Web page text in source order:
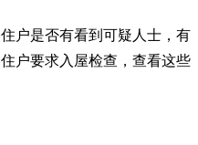
户是否有看到可疑人士，有
户要求入屋检查，查看这些